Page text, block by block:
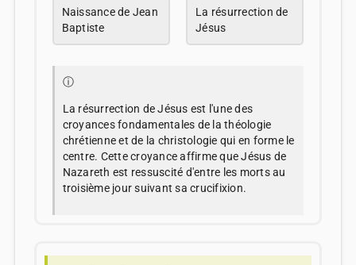
Naissance de Jean
Baptiste
La résurrection de
Jésus
ⓘ
La résurrection de Jésus est l'une des
croyances fondamentales de la théologie
chrétienne et de la christologie qui en forme le
centre. Cette croyance affirme que Jésus de
Nazareth est ressuscité d'entre les morts au
troisième jour suivant sa crucifixion.